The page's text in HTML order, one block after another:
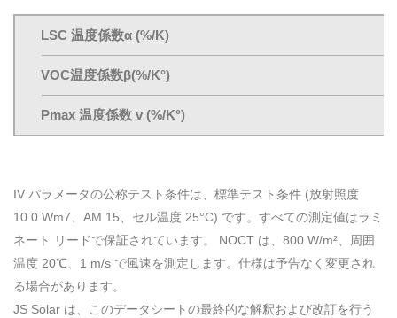
LSC 温度係数α (%/K)
VOC温度係数β(%/K°)
Pmax 温度係数 v (%/K°)
IV パラメータの公称テスト条件は、標準テスト条件 (放射照度
10.0 Wm7、AM 15、セル温度 25°C) です。すべての測定値はラミ
ネート リードで保証されています。 NOCT は、800 W/m²、周囲
温度 20℃、1 m/s で風速を測定します。仕様は予告なく変更され
る場合があります。
JS Solar は、このデータシートの最終的な解釈および改訂を行う